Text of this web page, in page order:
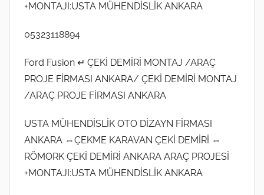
+MONTAJI:USTA MÜHENDİSLİK ANKARA
05323118894
Ford Fusion ↵ ÇEKİ DEMİRİ MONTAJ /ARAÇ
PROJE FİRMASI ANKARA/ ÇEKİ DEMİRİ MONTAJ
/ARAÇ PROJE FİRMASI ANKARA
USTA MÜHENDİSLİK OTO DİZAYN FİRMASI
ANKARA ⇔ÇEKME KARAVAN ÇEKİ DEMİRİ ⇔
RÖMORK ÇEKİ DEMİRİ ANKARA ARAÇ PROJESİ
+MONTAJI:USTA MÜHENDİSLİK ANKARA